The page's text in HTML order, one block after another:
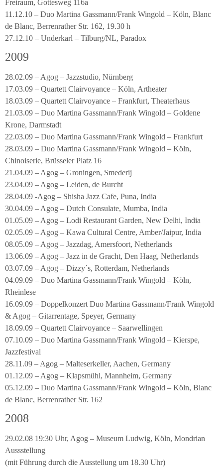
Freiraum, Gottesweg 116a
11.12.10 – Duo Martina Gassmann/Frank Wingold – Köln, Blanc
de Blanc, Berrenrather Str. 162, 19.30 h
27.12.10 – Underkarl – Tilburg/NL, Paradox
2009
28.02.09 – Agog – Jazzstudio, Nürnberg
17.03.09 – Quartett Clairvoyance – Köln, Artheater
18.03.09 – Quartett Clairvoyance – Frankfurt, Theaterhaus
21.03.09 – Duo Martina Gassmann/Frank Wingold – Goldene
Krone, Darmstadt
22.03.09 – Duo Martina Gassmann/Frank Wingold – Frankfurt
28.03.09 – Duo Martina Gassmann/Frank Wingold – Köln,
Chinoiserie, Brüsseler Platz 16
21.04.09 – Agog – Groningen, Smederij
23.04.09 – Agog – Leiden, de Burcht
28.04.09 -Agog – Shisha Jazz Cafe, Puna, India
30.04.09 – Agog – Dutch Consulate, Mumba, India
01.05.09 – Agog – Lodi Restaurant Garden, New Delhi, India
02.05.09 – Agog – Kawa Cultural Centre, Amber/Jaipur, India
08.05.09 – Agog – Jazzdag, Amersfoort, Netherlands
13.06.09 – Agog – Jazz in de Gracht, Den Haag, Netherlands
03.07.09 – Agog – Dizzy´s, Rotterdam, Netherlands
04.09.09 – Duo Martina Gassmann/Frank Wingold – Köln,
Rheinlese
16.09.09 – Doppelkonzert Duo Martina Gassmann/Frank Wingold
& Agog – Gitarrentage, Speyer, Germany
18.09.09 – Quartett Clairvoyance – Saarwellingen
07.10.09 – Duo Martina Gassmann/Frank Wingold – Kierspe,
Jazzfestival
28.11.09 – Agog – Malteserkeller, Aachen, Germany
01.12.09 – Agog – Klapsmühl, Mannheim, Germany
05.12.09 – Duo Martina Gassmann/Frank Wingold – Köln, Blanc
de Blanc, Berrenrather Str. 162
2008
29.02.08 19:30 Uhr, Agog – Museum Ludwig, Köln, Mondrian
Aussstellung
(mit Führung durch die Ausstellung um 18.30 Uhr)